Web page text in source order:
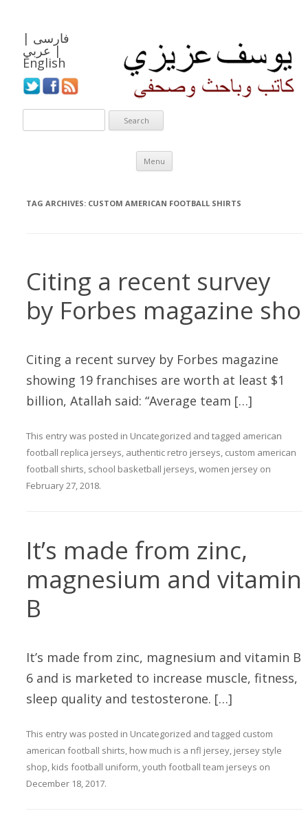
فارسی |
عربي |
English
Menu
Skip to content
TAG ARCHIVES: CUSTOM AMERICAN FOOTBALL SHIRTS
Citing a recent survey
by Forbes magazine sho
Citing a recent survey by Forbes magazine
showing 19 franchises are worth at least $1
billion, Atallah said: “Average team […]
This entry was posted in Uncategorized and tagged american
football replica jerseys, authentic retro jerseys, custom american
football shirts, school basketball jerseys,women jersey on
February 27, 2018.
It’s made from zinc,
magnesium and vitamin
B
It’s made from zinc, magnesium and vitamin B
6 and is marketed to increase muscle, fitness,
sleep quality and testosterone. […]
This entry was posted in Uncategorized and tagged custom
american football shirts, how much is a nfl jersey, jersey style
shop, kids football uniform,youth football team jerseys on
December 18, 2017.